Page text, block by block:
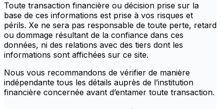
Toute transaction financière ou décision prise sur la
base de ces informations est prise à vos risques et
périls. Xe ne sera pas responsable de toute perte, retard
ou dommage résultant de la confiance dans ces
données, ni des relations avec des tiers dont les
informations sont affichées sur ce site.
Nous vous recommandons de vérifier de manière
indépendante tous les détails auprès de l’institution
financière concernée avant d’entamer toute transaction.